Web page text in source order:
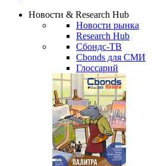
Новости & Research Hub
Новости рынка
Research Hub
Сбондс-ТВ
Cbonds для СМИ
Глоссарий